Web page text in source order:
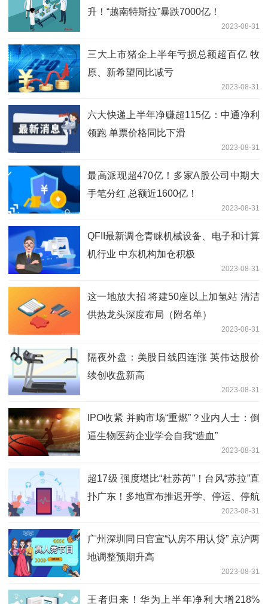
升！“越南特斯拉”暴跌7000亿！
2023-08-31
三大上市猪企上半年亏损总额超百亿 牧
原、新希望同比减亏
2023-08-31
六大快递上半年净赚超115亿：中通净利
领跑 单票价格同比下滑
2023-08-31
最高派现超470亿！多家A股公司中期大
手笔分红 总额近1600亿！
2023-08-31
QFII最新调仓青睐机械设备、电子和计算
机行业 中东机构加仓积极
2023-08-31
这一地放大招 将建50座以上加氢站 清洁
供热龙头深度布局（附名单）
2023-08-31
隔夜外盘：美股日线四连涨 英伟达股价
续创收盘新高
2023-08-31
IPO收紧 并购市场“重燃”？业内人士：倒
逼生物医药企业学会自我“造血”
2023-08-31
超17级 强度堪比“杜苏芮”！台风“苏拉”直
扑广东！多地宣布推迟开学、停运、停航
2023-08-31
广州深圳同日官宣“认房不用认贷” 京沪两
地调整预期升高
2023-08-31
王者归来！华为上半年净利大增218%